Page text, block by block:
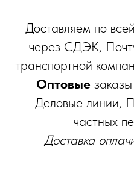
Доставляем по
через СДЭК,
транспортной
Оптовые
Деловые линии,
частных
Доставка